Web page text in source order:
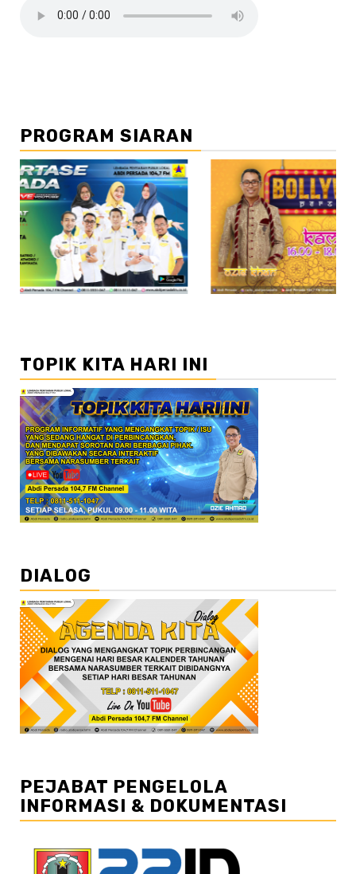
PROGRAM SIARAN
//2
TOPIK KITA HARI INI
DIALOG
PEJABAT PENGELOLA
INFORMASI & DOKUMENTASI